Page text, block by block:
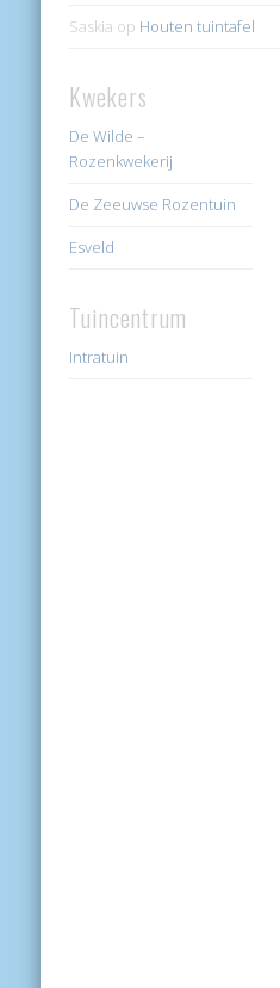
Saskia op Houten tuintafel
Kwekers
De Wilde –
Rozenkwekerij
De Zeeuwse Rozentuin
Esveld
Tuincentrum
Intratuin